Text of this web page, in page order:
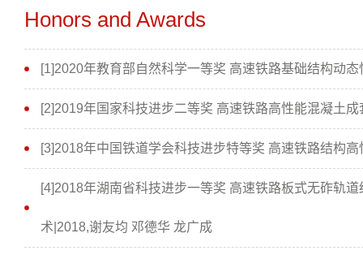
Honors and Awards
[1]2020年教育部自然科学一等奖 高速铁路基础结构动
[2]2019年国家科技进步二等奖 高速铁路高性能混凝土
[3]2018年中国铁道学会科技进步特等奖 高速铁路结构
[4]2018年湖南省科技进步一等奖 高速铁路板式无砟轨
术|2018,谢友均 邓德华 龙广成